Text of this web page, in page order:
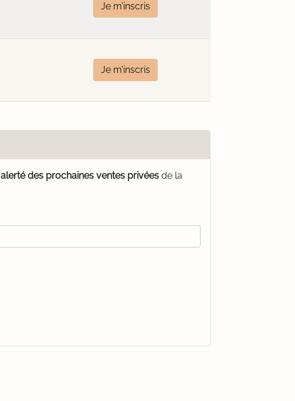
Je m’inscris
Je m’inscris
alerté des prochaines ventes privées de la